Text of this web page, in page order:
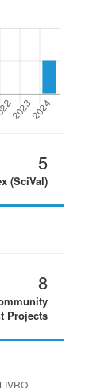
5
(SciVal)
8
Projects